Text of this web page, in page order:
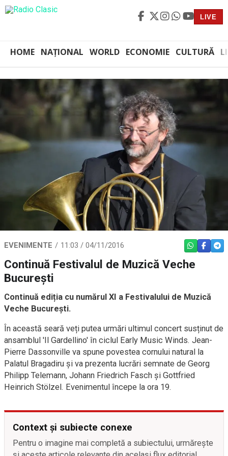
LIVE
HOME NAȚIONAL WORLD ECONOMIE CULTURĂ
EVENIMENTE 11:03 / 04/11/2016 WHATSAPP
Continuă Festivalul de Muzică Veche
Bucureşti
Continuă ediția cu numărul XI a Festivalului de Muzică
Veche București.
În această seară veți putea urmări ultimul concert susținut de
ansamblul 'Il Gardellino' în ciclul Early Music Winds. Jean-
Pierre Dassonville va spune povestea cornului natural la
Palatul Bragadiru și va prezenta lucrări semnate de Georg
Philipp Telemann, Johann Friedrich Fasch și Gottfried
Heinrich Stölzel. Evenimentul începe la ora 19.
Context și subiecte conexe
Pentru o imagine mai completă a subiectului, urmărește